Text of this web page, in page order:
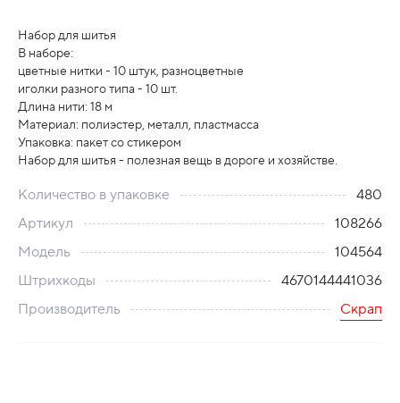
Набор для шитья
В наборе:
цветные нитки - 10 штук, разноцветные
иголки разного типа - 10 шт.
Длина нити: 18 м
Материал: полиэстер, металл, пластмасса
Упаковка: пакет со стикером
Набор для шитья - полезная вещь в дороге и хозяйстве.
Количество в упаковке
480
Артикул
108266
Модель
104564
Штрихкоды
4670144441036
Производитель
Скрап